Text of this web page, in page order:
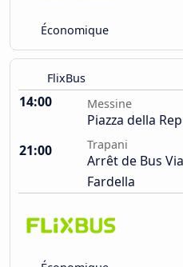
Économique
FlixBus
14:00 Messine
Piazza della
21:00
Trapani
Arrêt de Bus
Fardella